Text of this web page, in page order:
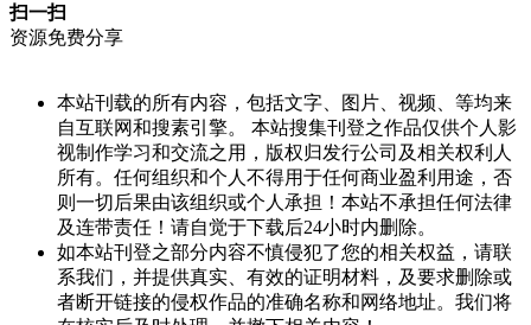
扫一扫
资源免费分享
本站刊载的所有内容，包括文字、图片、视频、等均来
自互联网和搜素引擎。 本站搜集刊登之作品仅供个人影
视制作学习和交流之用，版权归发行公司及相关权利人
所有。任何组织和个人不得用于任何商业盈利用途，否
则一切后果由该组织或个人承担！本站不承担任何法律
及连带责任！请自觉于下载后24小时内删除。
如本站刊登之部分内容不慎侵犯了您的相关权益，请联
系我们，并提供真实、有效的证明材料，及要求删除或
者断开链接的侵权作品的准确名称和网络地址。我们将